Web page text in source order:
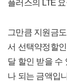
플러스의 LTE
그만큼 지원금
서 선택약정할
달 할인 받을 수
나 되는 금액입